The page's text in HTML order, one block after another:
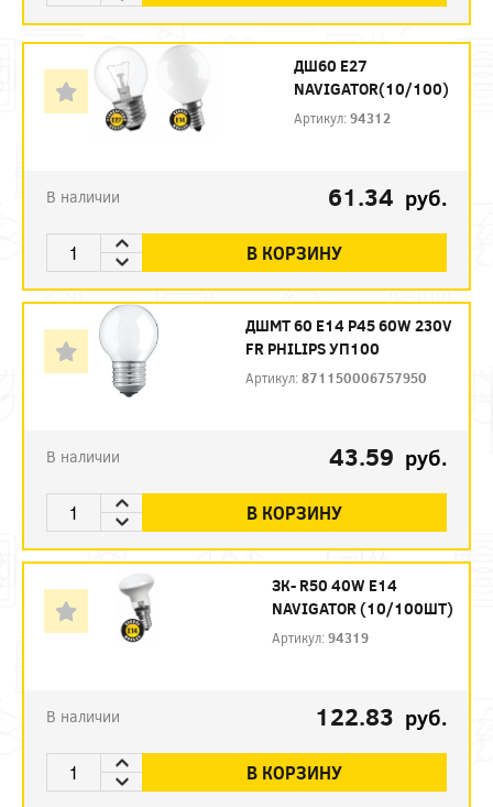
ДШ60 Е27
NAVIGATOR(10/100)
Артикул:94312
В наличии 61.34 руб.
В КОРЗИНУ
ДШМТ 60 Е14 P45 60W 230V
FR PHILIPS УП100
Артикул:871150006757950
В наличии 43.59 руб.
В КОРЗИНУ
ЗК- R50 40W E14
NAVIGATOR (10/100ШТ)
Артикул:94319
В наличии 122.83 руб.
В КОРЗИНУ